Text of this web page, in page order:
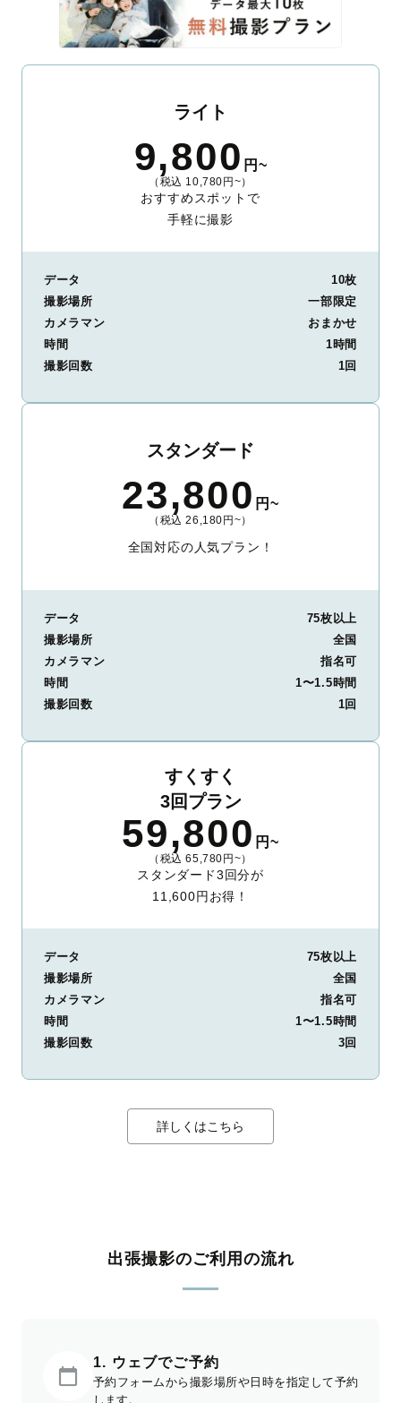
ライト
9,800 円~
（税込 10,780円~）
おすすめスポットで
手軽に撮影
データ
10枚
撮影場所
一部限定
カメラマン
おまかせ
時間
1時間
撮影回数
1回
スタンダード
23,800 円~
（税込 26,180円~）
全国対応の人気プラン！
データ
75枚以上
撮影場所
全国
カメラマン
指名可
時間
1〜1.5時間
撮影回数
1回
すくすく
3回プラン
59,800 円~
（税込 65,780円~）
スタンダード3回分が
11,600円お得！
データ
75枚以上
撮影場所
全国
カメラマン
指名可
時間
1〜1.5時間
撮影回数
3回
詳しくはこちら
出張撮影のご利用の流れ
1. ウェブでご予約
予約フォームから撮影場所や日時を指定して予約
します。